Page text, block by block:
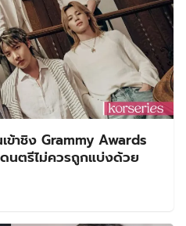
ข้าชิง Grammy Awards
ตรีไม่ควรถูกแบ่งด้วย